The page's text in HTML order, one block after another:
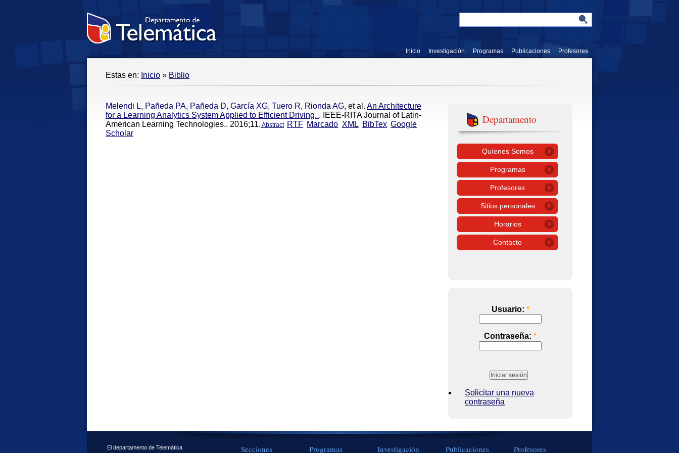
Inicio Investigación Programas Publicaciones Profesores
Estas en: Inicio » Biblio
Melendi L, Pañeda PA, Pañeda D, García XG, Tuero R, Rionda AG, et al. An Architecture
for a Learning Analytics System Applied to Efficient Driving. . IEEE-RITA Journal of Latin-
American Learning Technologies.. 2016;11. Abstract RTF Marcado XML BibTex Google
Scholar
Departamento
Quíenes Somos
Programas
Profesores
Sitios personales
Horarios
Contacto
Usuario: *
Contraseña: *
Solicitar una nueva
contraseña
El departamento de Telemática
Secciones Programas Investigación Publicaciones Profesores